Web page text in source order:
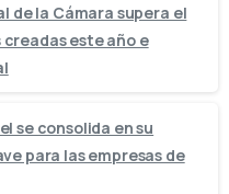
de la Cámara supera el
este año e
se consolida en su
para las empresas de